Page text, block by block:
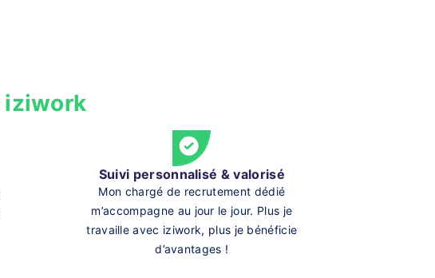
iziwork
Suivi personnalisé & valorisé
Mon chargé de recrutement dédié
m’accompagne au jour le jour. Plus je
travaille avec iziwork, plus je bénéficie
d’avantages !